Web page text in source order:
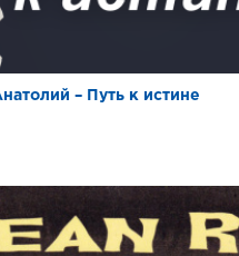
– Путь к истине